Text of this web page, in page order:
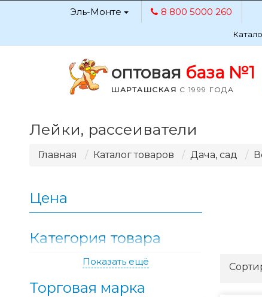
Эль-Монте 8 800 5000 260
оптовая база №1
ШАРТАШСКАЯ С 1999 ГОДА
Лейки, рассеиватели
Главная Каталог товаров Дача, сад
Цена
569.33 Применить
Категория товара
Показать ещё
Торговая марка